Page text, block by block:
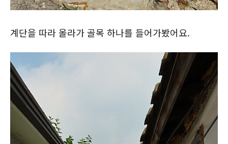
계단을 따라 올라가 골목 하나를 들어가봤어요.